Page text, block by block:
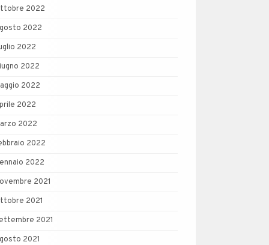
2022
2022
2022
2022
2022
2022
2022
2022
2022
2021
2021
2021
2021